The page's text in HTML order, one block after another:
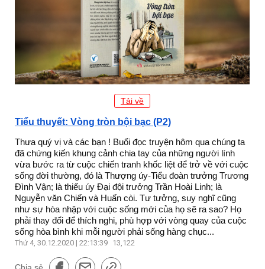
Tải về
Tiểu thuyết: Vòng tròn bội bạc (P2)
Thưa quý vị và các bạn ! Buổi đọc truyện hôm qua chúng ta
đã chứng kiến khung cảnh chia tay của những người lính
vừa bước ra từ cuộc chiến tranh khốc liệt để trở về với cuộc
sống đời thường, đó là Thượng úy-Tiểu đoàn trưởng Trương
Đình Vận; là thiếu úy Đại đội trưởng Trần Hoài Linh; là
Nguyễn văn Chiến và Huấn còi. Tư tưởng, suy nghĩ cũng
như sự hòa nhập với cuộc sống mới của họ sẽ ra sao? Họ
phải thay đổi để thích nghi, phù hợp với vòng quay của cuộc
sống hòa bình khi mỗi người phải sống hàng chục...
Thứ 4, 30.12.2020 | 22:13:39 13,122